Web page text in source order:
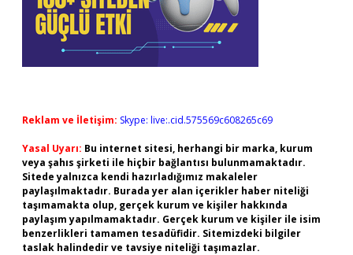
Reklam ve İletişim: Skype: live:.cid.575569c608265c69
Yasal Uyarı: Bu internet sitesi, herhangi bir marka, kurum
veya şahıs şirketi ile hiçbir bağlantısı bulunmamaktadır.
Sitede yalnızca kendi hazırladığımız makaleler
paylaşılmaktadır. Burada yer alan içerikler haber niteliği
taşımamakta olup, gerçek kurum ve kişiler hakkında
paylaşım yapılmamaktadır. Gerçek kurum ve kişiler ile isim
benzerlikleri tamamen tesadüfidir. Sitemizdeki bilgiler
taslak halindedir ve tavsiye niteliği taşımazlar.